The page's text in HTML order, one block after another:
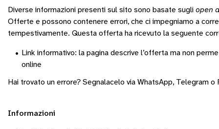
Diverse informazioni presenti sul sito sono basate sugli open
Offerte e possono contenere errori, che ci impegniamo a
tempestivamente. Questa offerta ha ricevuto la seguente
• Link informativo: la pagina descrive l’offerta ma non
online
Hai trovato un errore? Segnalacelo via WhatsApp, Telegram o
Informazioni